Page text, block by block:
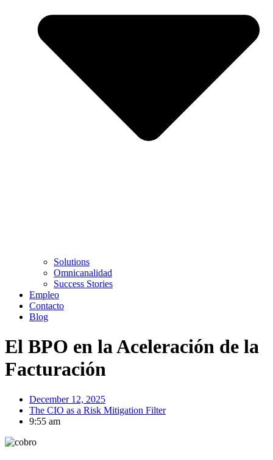
Solutions
Omnicanalidad
Success Stories
Empleo
Contacto
Blog
El BPO en la Aceleración de la
Facturación
December 12, 2025
The CIO as a Risk Mitigation Filter
9:55 am